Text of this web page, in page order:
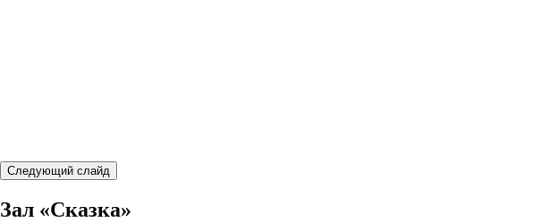
Следующий слайд
Зал «Сказка»